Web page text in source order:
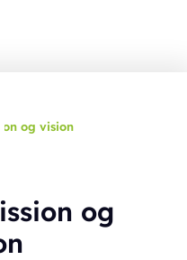
og vision
og